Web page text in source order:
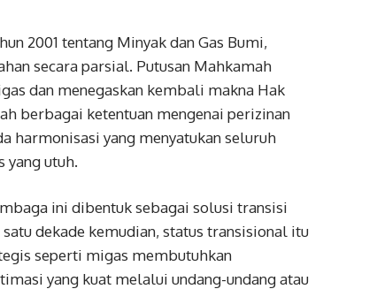
2001 tentang Minyak dan Gas Bumi,
secara parsial. Putusan Mahkamah
dan menegaskan kembali makna Hak
berbagai ketentuan mengenai perizinan
harmonisasi yang menyatukan seluruh
yang utuh.
ini dibentuk sebagai solusi transisi
dekade kemudian, status transisional itu
seperti migas membutuhkan
yang kuat melalui undang-undang atau